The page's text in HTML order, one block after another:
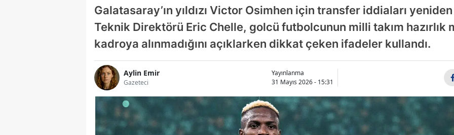
Galatasaray’ın yıldızı Victor Osimhen için transfer iddiaları
Teknik Direktörü Eric Chelle, golcü futbolcunun milli takım hazırlık
kadroya alınmadığını açıklarken dikkat çeken ifadeler kullandı.
Aylin Emir
Gazeteci
Yayınlanma
31 Mayıs 2026 - 15:31